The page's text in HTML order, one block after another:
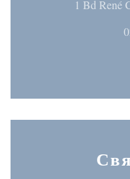
1 Bd René